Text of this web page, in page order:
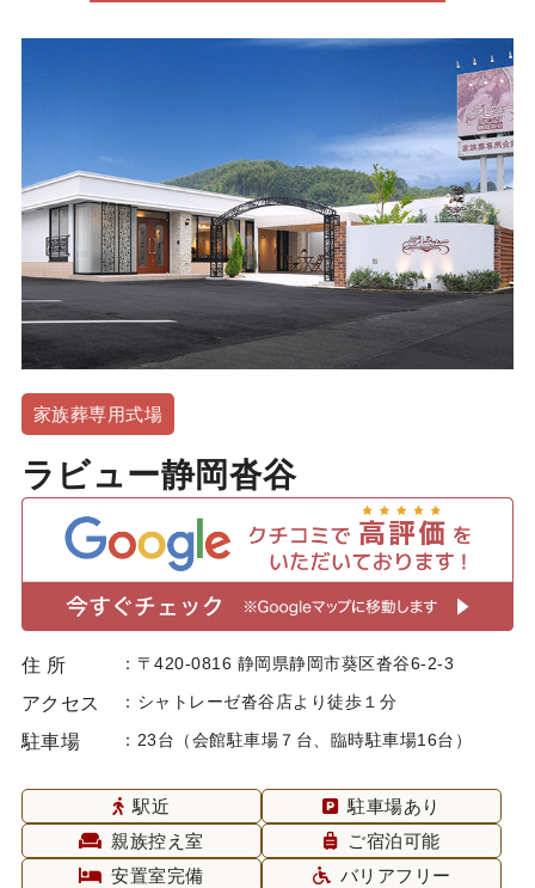
家族葬専用式場
ラビュー静岡沓谷
住 所 〒420-0816 静岡県静岡市葵区沓谷6-2-3
アクセス シャトレーゼ沓谷店より徒歩１分
駐車場 23台（会館駐車場７台、臨時駐車場16台）
駅近
駐車場あり
親族控え室
ご宿泊可能
安置室完備
バリアフリー